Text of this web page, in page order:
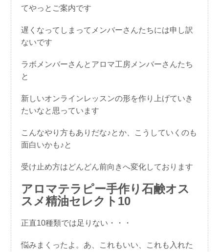
てやっとご案内です
遅くなってしまってメンバーさんたちには申し訳
ないです
ラボメンバーさんとアロマ工房メンバーさんたち
と
新しいオンラインレッスンの形を作り上げていき
たいなと思っています
こんなやり方もありだな♪とか、こうしていくのも
面白いかも♪と
受け止め方はどんどん前向きへ変化しております
アロマテラピー手作り石鹸オス
スメ精油セレクト10
正直10種類では足りない・・・
悩みまくったよ。あ、これもいい、これも入れた